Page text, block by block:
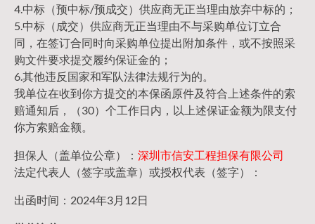
4.中标（预中标/预成交）供应商无正当理由放弃中标的；
5.中标（成交）供应商无正当理由不与采购单位订立合
同，在签订合同时向采购单位提出附加条件，或不按照采
购文件要求提交履约保证金的；
6.其他违反国家和军队法律法规行为的。
我单位在收到你方提交的本保函原件及符合上述条件的索
赔通知后，（30）个工作日内，以上述保证金额为限支付
你方索赔金额。
担保人（盖单位公章）： 深圳市信安工程担保有限公司
法定代表人（签字或盖章）或授权代表（签字）：
出函时间：2024年3月12日